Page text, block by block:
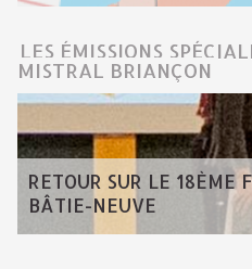
LES ÉMISSIONS
MISTRAL BRIANÇON
RETOUR SUR LE 18ÈME
BÂTIE-NEUVE